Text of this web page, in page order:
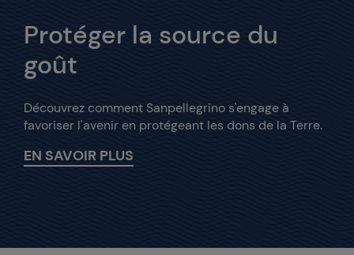
Protéger la source du
goût
Découvrez comment Sanpellegrino s'engage à
favoriser l'avenir en protégeant les dons de la Terre.
EN SAVOIR PLUS